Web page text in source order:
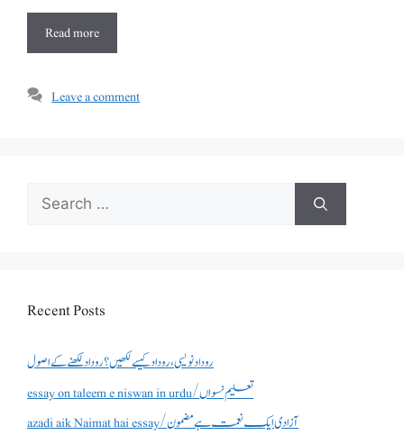
Read more
Leave a comment
Search
for:
Recent Posts
روداد نویسی ،روداد کیسے لکھیں؟ روداد لکھنے کے اصول
essay on taleem e niswan in urdu/تعلیم نسواں
azadi aik Naimat hai essay/آزادی ایک نعمت ہے مضمون